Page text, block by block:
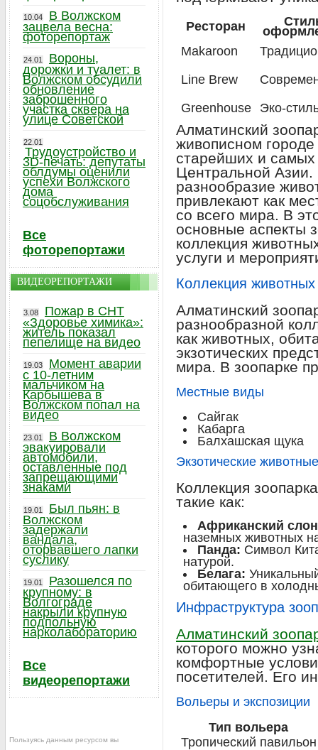
Ресторан
Мakaroon
Line Brew
Greenhouse
Эко-
Алматинский
живописном
старейших и самых
Центральной Азии.
разнообразие
привлекают как
со всего мира. В
основные аспекты
коллекция
услуги и
Коллекция животных
Алматинский
разнообразной
как животных,
экзотических
мира. В зоопарке
Местные виды
Сайгак
Кабарга
Балхашская щука
Экзотические животные
Коллекция
такие как:
Африканский
наземных животных
Панда: Символ
натурой.
Белага:
обитающего в
Инфраструктура
Алматинский
которого можно
комфортные
посетителей. Его
Вольеры и экспозиции
Тип вольера
Тропический павильон
10.04
В Волжском
зацвела весна:
фоторепортаж
24.01
Вороны,
дорожки и туалет: в
Волжском обсудили
обновление
заброшенного
участка сквера на
улице Советской
22.01
Трудоустройство и
3D-печать: депутаты
облдумы оценили
успехи Волжского
дома
соцобслуживания
Все
фоторепортажи
ВИДЕОРЕПОРТАЖИ
3.08
Пожар в СНТ
«Здоровье химика»:
житель показал
пепелище на видео
19.03
Момент аварии
с 10-летним
мальчиком на
Карбышева в
Волжском попал на
видео
23.01
В Волжском
эвакуировали
автомобили,
оставленные под
запрещающими
знаками
19.01
Был пьян: в
Волжском
задержали
вандала,
оторвавшего лапки
суслику
19.01
Разошелся по
крупному: в
Волгограде
накрыли крупную
подпольную
нарколабораторию
Все
видеорепортажи
Пользуясь данным ресурсом вы